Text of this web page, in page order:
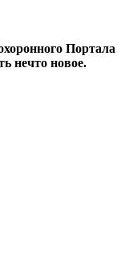
Портала
нечто новое.